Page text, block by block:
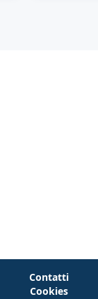
Contatti
Cookies